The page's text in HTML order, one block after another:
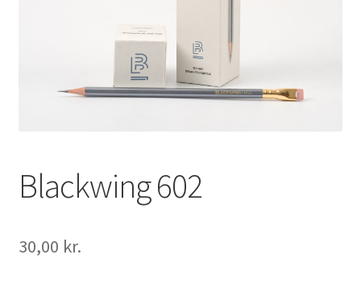
Vipps MobilPay Kassen
Blackwing 602
30,00 kr.